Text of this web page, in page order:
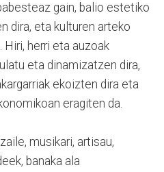
gain, balio estetiko
dira, eta kulturen arteko
Hiri, herri eta auzoak
eta dinamizatzen dira,
ekoizten dira eta
eragiten da.
musikari, artisau,
banaka ala